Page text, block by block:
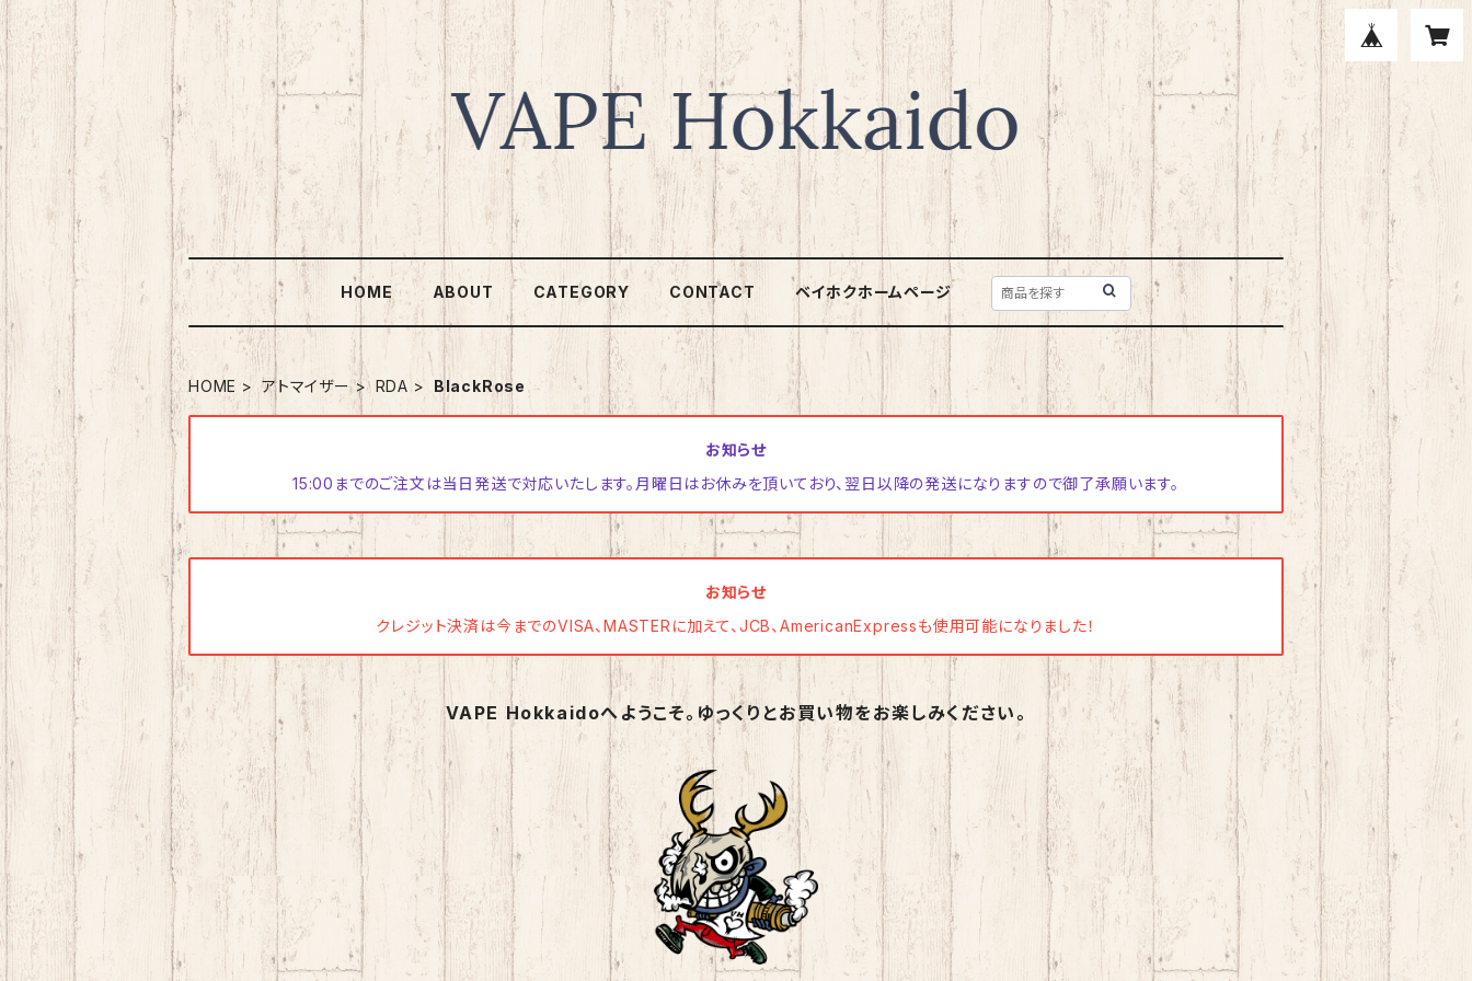
HOME ABOUT CATEGORY CONTACT ベイホクホームページ
HOME アトマイザー RDA BlackRose
お知らせ
15:00までのご注文は当日発送で対応いたします。月曜日はお休みを頂いており、翌日以降の発送になりますので御了承願います。
お知らせ
クレジット決済は今までのVISA、MASTERに加えて、JCB、AmericanExpressも使用可能になりました！
VAPE Hokkaidoへようこそ。ゆっくりとお買い物をお楽しみください。